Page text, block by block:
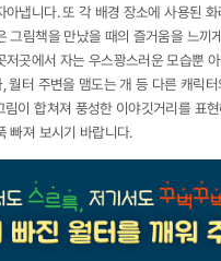
냅니다. 또 각 배경 장소에 사용된
그림책을 만났을 때의 즐거움을 느끼
곳에서 자는 우스꽝스러운 모습뿐
월터 주변을 맴도는 개 등 다른 캐릭
이 합쳐져 풍성한 이야깃거리를 표
빠져 보시기 바랍니다.